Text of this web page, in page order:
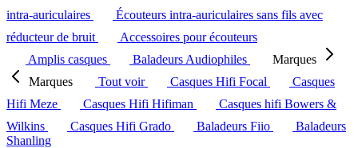
intra-auriculaires
Écouteurs intra-auriculaires sans fils avec
réducteur de bruit
Accessoires pour écouteurs
Amplis casques
Baladeurs Audiophiles
Marques
Marques
Tout voir Casques Hifi Focal
Casques
Hifi Meze
Casques Hifi Hifiman
Casques hifi Bowers &
Wilkins
Casques Hifi Grado Baladeurs Fiio
Baladeurs
Shanling